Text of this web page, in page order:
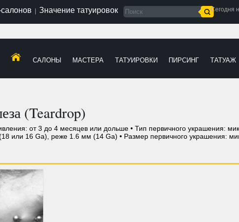
Значение татуировок Сегодня
САЛОНЫ МАСТЕРА ТАТУИРОВКИ ПИРСИНГ ТАТУАЖ
(Teardrop)
от 3 до 4 месяцев или дольше • Тип первичного украшения:
или 16 Ga), реже 1.6 мм (14 Ga) • Размер первичного украшения: